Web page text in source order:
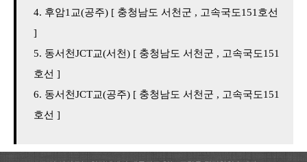
후암1교(공주) [ 충청남도 서천군 , 고속국도151호선
]
동서천JCT교(서천) [ 충청남도 서천군 , 고속국도151
호선 ]
동서천JCT교(공주) [ 충청남도 서천군 , 고속국도151
호선 ]